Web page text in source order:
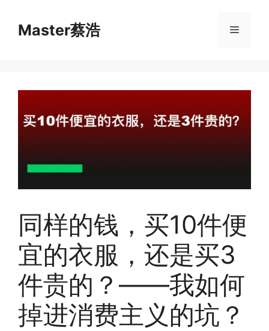
Master蔡浩 菜
同样的钱，买10件便
宜的衣服，还是买3
件贵的？——我如何
掉进消费主义的坑？